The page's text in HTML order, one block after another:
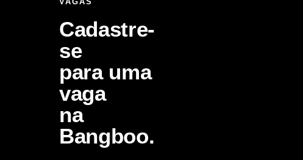
Cadastre-
se
para uma
vaga
na
Bangboo.